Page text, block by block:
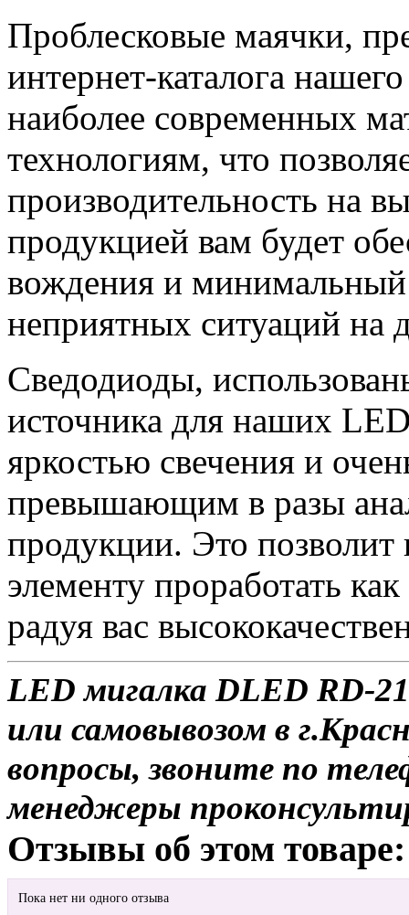
Проблесковые маячки,
интернет-каталога
наиболее современных
технологиям, что
производительность на
продукцией вам будет
вождения и
неприятных ситуаций на
Сведодиоды,
источника для наших
яркостью свечения и
превышающим в разы
продукции. Это
элементу проработать
радуя вас
LED мигалка DLED RD-
или самовывозом в
вопросы, звоните по
менеджеры
Отзывы об этом товаре:
Пока нет ни одного отзыва